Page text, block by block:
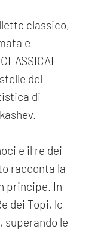
classico,
e
del
di
e il re dei
racconta la
principe. In
dei Topi, lo
superando le